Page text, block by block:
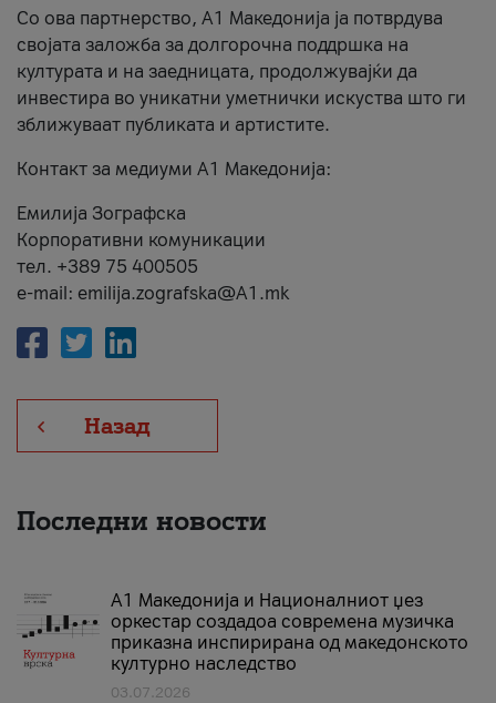
Со ова партнерство, A1 Македонија ја потврдува
својата заложба за долгорочна поддршка на
културата и на заедницата, продолжувајќи да
инвестира во уникатни уметнички искуства што ги
зближуваат публиката и артистите.
Контакт за медиуми А1 Македонија:
Емилија Зографска
Корпоративни комуникации
тел. +389 75 400505
e-mail: emilija.zografska@A1.mk
Назад
Последни новости
А1 Македонија и Националниот џез
оркестар создадоа современа музичка
приказна инспирирана од македонското
културно наследство
03.07.2026